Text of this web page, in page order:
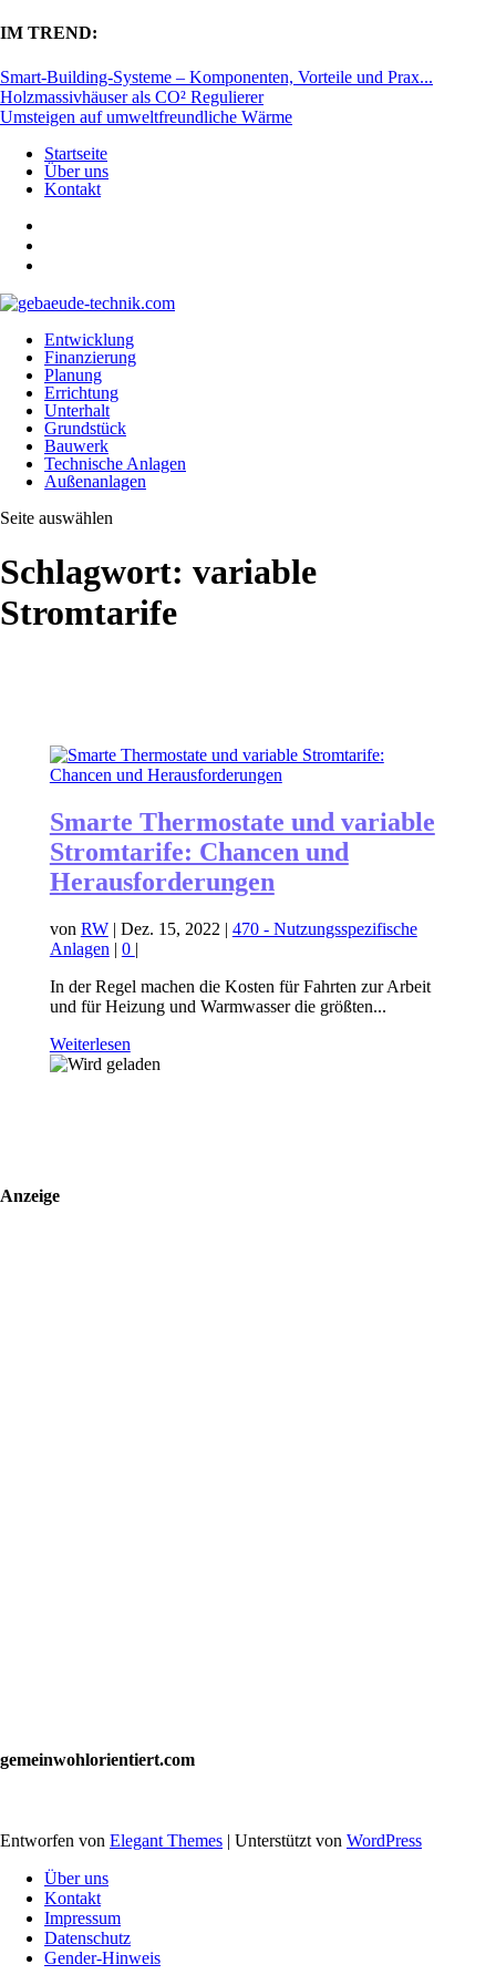
IM TREND:
Smart-Building-Systeme – Komponenten, Vorteile und Prax...
Holzmassivhäuser als CO² Regulierer
Umsteigen auf umweltfreundliche Wärme
Startseite
Über uns
Kontakt
Entwicklung
Finanzierung
Planung
Errichtung
Unterhalt
Grundstück
Bauwerk
Technische Anlagen
Außenanlagen
Seite auswählen
Schlagwort: variable
Stromtarife
Smarte Thermostate und variable
Stromtarife: Chancen und
Herausforderungen
von RW| Dez. 15, 2022 | 470 - Nutzungsspezifische
Anlagen | 0 |
In der Regel machen die Kosten für Fahrten zur Arbeit
und für Heizung und Warmwasser die größten...
Weiterlesen
Anzeige
gemeinwohlorientiert.com
Entworfen von Elegant Themes | Unterstützt von WordPress
Über uns
Kontakt
Impressum
Datenschutz
Gender-​Hinweis